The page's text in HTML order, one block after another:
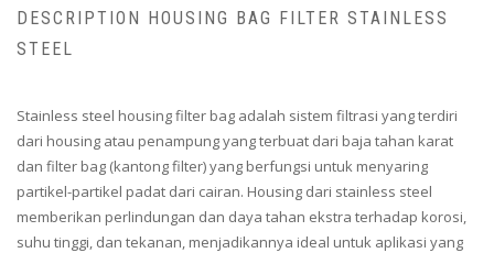
DESCRIPTION HOUSING BAG FILTER STAINLESS
STEEL
Stainless steel housing filter bag adalah sistem filtrasi yang terdiri
dari housing atau penampung yang terbuat dari baja tahan karat
dan filter bag (kantong filter) yang berfungsi untuk menyaring
partikel-partikel padat dari cairan. Housing dari stainless steel
memberikan perlindungan dan daya tahan ekstra terhadap korosi,
suhu tinggi, dan tekanan, menjadikannya ideal untuk aplikasi yang